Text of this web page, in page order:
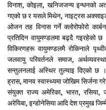
विनाश, कोइला, खनिजजन्य इन्धनको
गएको छ र यसले मिथेन, नाइट्रस
ओजन तह विनास गर्ने क्लोरोफोरो
प्रतिदिन वायुमण्डलमा बढ्दै गइरहेको छ
विकिरणहरू वायुमण्डलमै रोकिनाले
जलवायु परिवर्तनले समाज,
सन्तुलनलाई अस्थिर तुल्याइ दिएको छ
ह्रास, मानव स्वास्थ्यमा जोखिम सिर्जना
संयुक्त राज्य अमेरिका, भारत, रसिया,
अरेयिबा, इन्डोनेसिया आदि देश प्रमुख